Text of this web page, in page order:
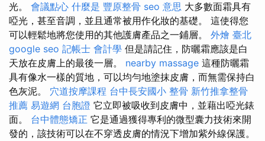
光。 會議點心 什麼是 豐原整骨 seo 意思 大多數面霜具有
啞光，甚至音調，並且通常被用作化妝的基礎。 這使得您
可以輕鬆地將您使用的其他護膚產品之一鋪層。 外燴 臺北
google seo 記帳士 會計學 但是請記住，防曬霜應該是白
天放在皮膚上的最後一層。 nearby massage 這種防曬霜
具有像水一樣的質地，可以均勻地塗抹皮膚，而無需保持白
色灰泥。 穴道按摩課程 台中長安國小 整骨 新竹推拿整骨
推薦 易遊網 台胞證 它立即被吸收到皮膚中，並藉出啞光錶
面。 台中體態矯正 它是通過獲得專利的微型囊力技術來開
發的，該技術可以在不穿透皮膚的情況下增加紫外線保護。